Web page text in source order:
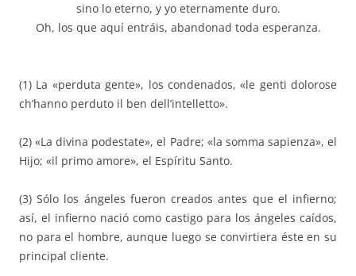
sino lo eterno, y yo eternamente duro.
Oh, los que aquí entráis, abandonad toda esperanza.
(1) La «perduta gente», los condenados, «le genti dolorose
ch’hanno perduto il ben dell’intelletto».
(2) «La divina podestate», el Padre; «la somma sapienza», el
Hijo; «il primo amore», el Espíritu Santo.
(3) Sólo los ángeles fueron creados antes que el infierno;
así, el infierno nació como castigo para los ángeles caídos,
no para el hombre, aunque luego se convirtiera éste en su
principal cliente.